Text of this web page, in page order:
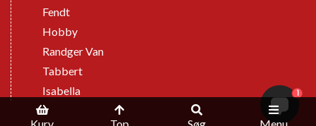
Fendt
Hobby
Randger Van
Tabbert
Isabella
1